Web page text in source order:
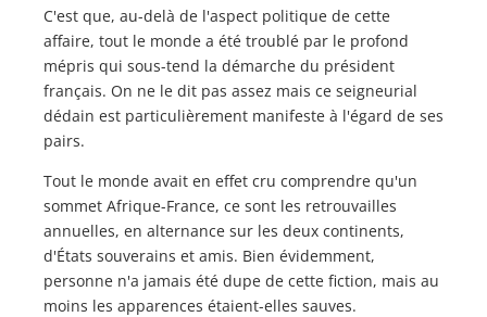
C'est que, au-delà de l'aspect politique de cette
affaire, tout le monde a été troublé par le profond
mépris qui sous-tend la démarche du président
français. On ne le dit pas assez mais ce seigneurial
dédain est particulièrement manifeste à l'égard de ses
pairs.
Tout le monde avait en effet cru comprendre qu'un
sommet Afrique-France, ce sont les retrouvailles
annuelles, en alternance sur les deux continents,
d'États souverains et amis. Bien évidemment,
personne n'a jamais été dupe de cette fiction, mais au
moins les apparences étaient-elles sauves.